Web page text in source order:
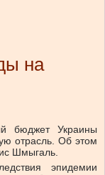
на
бюджет Украины
отрасль. Об этом
Шмыгаль.
эпидемии